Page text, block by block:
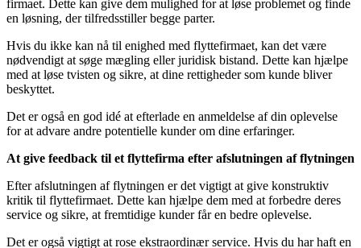
firmaet. Dette kan give dem mulighed for at løse problemet og finde
en løsning, der tilfredsstiller begge parter.
Hvis du ikke kan nå til enighed med flyttefirmaet, kan det være
nødvendigt at søge mægling eller juridisk bistand. Dette kan hjælpe
med at løse tvisten og sikre, at dine rettigheder som kunde bliver
beskyttet.
Det er også en god idé at efterlade en anmeldelse af din oplevelse
for at advare andre potentielle kunder om dine erfaringer.
At give feedback til et flyttefirma efter afslutningen af flytningen
Efter afslutningen af flytningen er det vigtigt at give konstruktiv
kritik til flyttefirmaet. Dette kan hjælpe dem med at forbedre deres
service og sikre, at fremtidige kunder får en bedre oplevelse.
Det er også vigtigt at rose ekstraordinær service. Hvis du har haft en